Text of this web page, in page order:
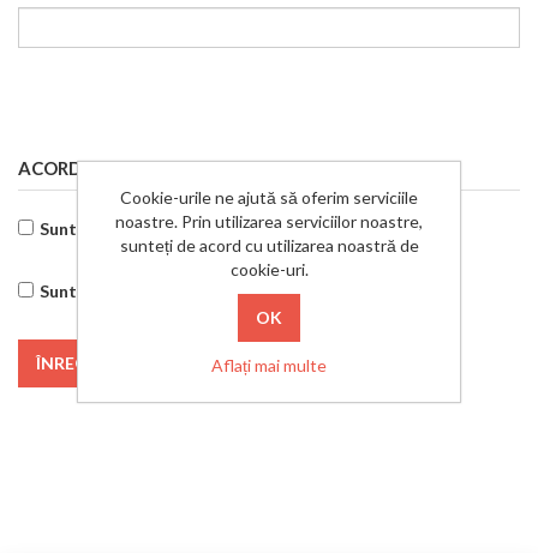
ACORDUL UTILIZATORULUI
Sunt de acord cu Politica de Confidențialitate
Sunt de acord cu politica de prelucrare a datelor
ÎNREGISTRARE
Cookie-urile ne ajută să oferim serviciile
noastre. Prin utilizarea serviciilor noastre,
sunteți de acord cu utilizarea noastră de
cookie-uri.
Aflați mai multe